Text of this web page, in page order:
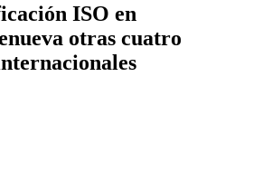
ISO en
otras cuatro